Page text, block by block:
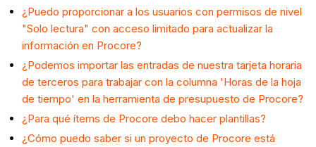
¿Puedo proporcionar a los usuarios con permisos de nivel
"Solo lectura" con acceso limitado para actualizar la
información en Procore?
¿Podemos importar las entradas de nuestra tarjeta horaria
de terceros para trabajar con la columna 'Horas de la hoja
de tiempo' en la herramienta de presupuesto de Procore?
¿Para qué ítems de Procore debo hacer plantillas?
¿Cómo puedo saber si un proyecto de Procore está